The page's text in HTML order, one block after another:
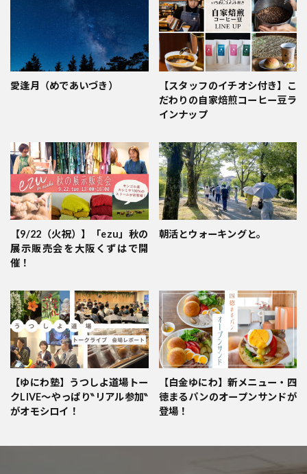
愛逢月（めであいづき）
【スタッフのイチオシ付き】こ
だわりの自家焙煎コーヒー豆ラ
インナップ
【9/22（火祝）】「ezu」秋の
展示販売会を大阪くずはで開
催！
朝活とウォーキングと。
【ゆにわ塾】うつしよ道場トー
クLIVE～やっぱり‶リアル参加‶
がオモシロイ！
【白金ゆにわ】新メニュー・四
徳まるパンのオープンサンドが
登場！